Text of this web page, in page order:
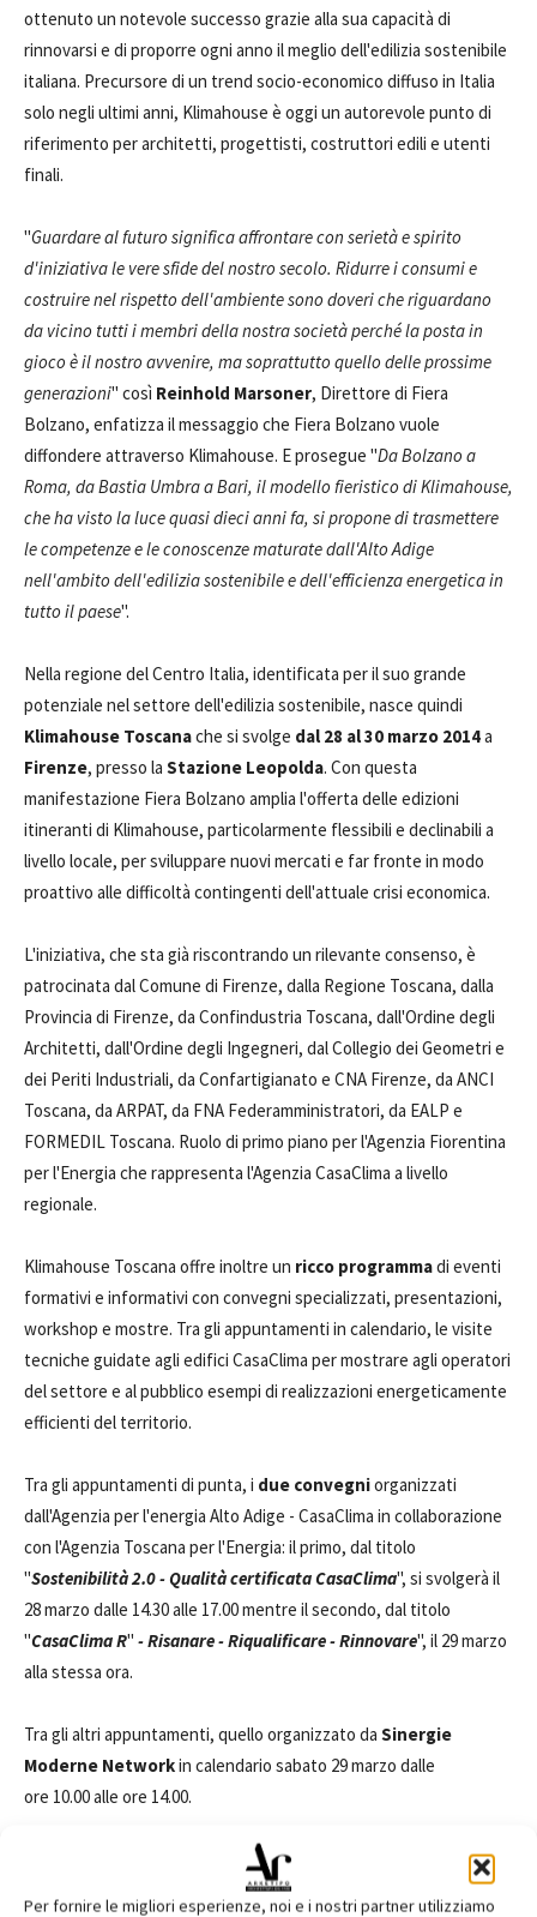
Per fornire le migliori esperienze, noi e i nostri partner utilizziamo
ottenuto un notevole successo grazie alla sua capacità di
rinnovarsi e di proporre ogni anno il meglio dell'edilizia sostenibile
italiana. Precursore di un trend socio-economico diffuso in Italia
solo negli ultimi anni, Klimahouse è oggi un autorevole punto di
riferimento per architetti, progettisti, costruttori edili e utenti
finali.
"Guardare al futuro significa affrontare con serietà e spirito
d'iniziativa le vere sfide del nostro secolo. Ridurre i consumi e
costruire nel rispetto dell'ambiente sono doveri che riguardano
da vicino tutti i membri della nostra società perché la posta in
gioco è il nostro avvenire, ma soprattutto quello delle prossime
generazioni" così Reinhold Marsoner, Direttore di Fiera
Bolzano, enfatizza il messaggio che Fiera Bolzano vuole
diffondere attraverso Klimahouse. E prosegue "Da Bolzano a
Roma, da Bastia Umbra a Bari, il modello fieristico di Klimahouse,
che ha visto la luce quasi dieci anni fa, si propone di trasmettere
le competenze e le conoscenze maturate dall'Alto Adige
nell'ambito dell'edilizia sostenibile e dell'efficienza energetica in
tutto il paese".
Nella regione del Centro Italia, identificata per il suo grande
potenziale nel settore dell'edilizia sostenibile, nasce quindi
Klimahouse Toscanache si svolge dal 28 al 30 marzo 2014a
Firenze, presso la Stazione Leopolda. Con questa
manifestazione Fiera Bolzano amplia l'offerta delle edizioni
itineranti di Klimahouse, particolarmente flessibili e declinabili a
livello locale, per sviluppare nuovi mercati e far fronte in modo
proattivo alle difficoltà contingenti dell'attuale crisi economica.
L'iniziativa, che sta già riscontrando un rilevante consenso, è
patrocinata dal Comune di Firenze, dalla Regione Toscana, dalla
Provincia di Firenze, da Confindustria Toscana, dall'Ordine degli
Architetti, dall'Ordine degli Ingegneri, dal Collegio dei Geometri e
dei Periti Industriali, da Confartigianato e CNA Firenze, da ANCI
Toscana, da ARPAT, da FNA Federamministratori, da EALP e
FORMEDIL Toscana. Ruolo di primo piano per l'Agenzia Fiorentina
per l'Energia che rappresenta l'Agenzia CasaClima a livello
regionale.
Klimahouse Toscana offre inoltre un ricco programmadi eventi
formativi e informativi con convegni specializzati, presentazioni,
workshop e mostre. Tra gli appuntamenti in calendario, le visite
tecniche guidate agli edifici CasaClima per mostrare agli operatori
del settore e al pubblico esempi di realizzazioni energeticamente
efficienti del territorio.
Tra gli appuntamenti di punta, i due convegniorganizzati
dall'Agenzia per l'energia Alto Adige - CasaClima in collaborazione
con l'Agenzia Toscana per l'Energia: il primo, dal titolo
"Sostenibilità 2.0 - Qualità certificata CasaClima", si svolgerà il
28 marzo dalle 14.30 alle 17.00 mentre il secondo, dal titolo
"CasaClima R" - Risanare - Riqualificare - Rinnovare", il 29 marzo
alla stessa ora.
Tra gli altri appuntamenti, quello organizzato da Sinergie
Moderne Networkin calendario sabato 29 marzo dalle
ore 10.00 alle ore 14.00.
tuor guidati a edifici certificati CasaClima ad
presenti